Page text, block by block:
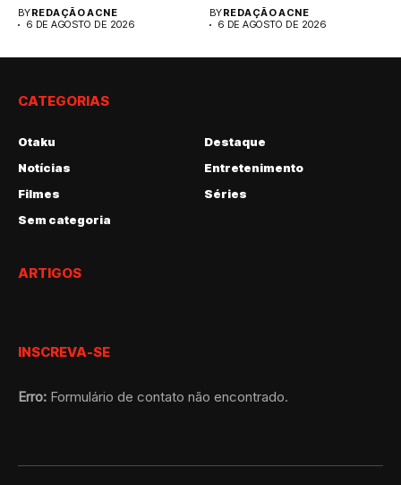
BYREDAÇÃO ACNE
6 DE AGOSTO DE 2026
BYREDAÇÃO ACNE
6 DE AGOSTO DE 2026
CATEGORIAS
Otaku
Destaque
Notícias
Entretenimento
Filmes
Séries
Sem categoria
ARTIGOS
INSCREVA-SE
Erro: Formulário de contato não encontrado.